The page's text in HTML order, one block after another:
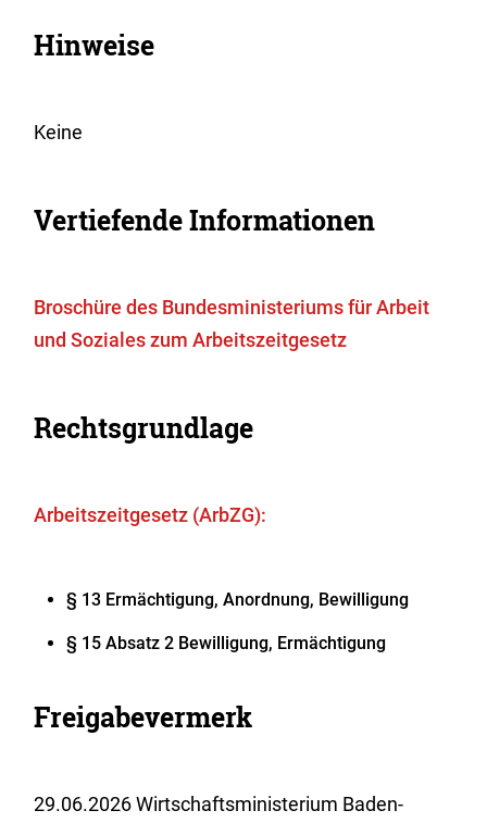
Hinweise
Keine
Vertiefende Informationen
Broschüre des Bundesministeriums für Arbeit
und Soziales zum Arbeitszeitgesetz
Rechtsgrundlage
Arbeitszeitgesetz (ArbZG):
§ 13 Ermächtigung, Anordnung, Bewilligung
§ 15 Absatz 2 Bewilligung, Ermächtigung
Freigabevermerk
29.06.2026Wirtschaftsministerium Baden-